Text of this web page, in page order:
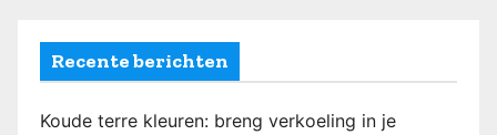
Recente berichten
Koude terre kleuren: breng verkoeling in je